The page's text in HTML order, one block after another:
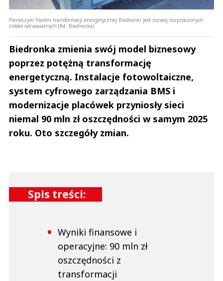
Pierwszym filarem transformacji energetycznej Biedronki jest rozwój rozproszonych
źródeł odnawialnych (fot. Biedronka)
Biedronka zmienia swój model biznesowy
poprzez potężną transformację
energetyczną. Instalacje fotowoltaiczne,
system cyfrowego zarządzania BMS i
modernizacje placówek przyniosły sieci
niemal 90 mln zł oszczędności w samym 2025
roku. Oto szczegóły zmian.
Spis treści:
Wyniki finansowe i
operacyjne: 90 mln zł
oszczędności z
transformacji